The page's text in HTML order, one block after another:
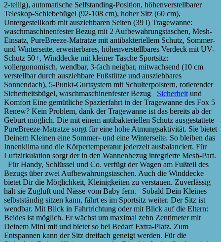
2-teilig), automatische Selfstanding-Position, höhenverstellbarer
Teleskop-Schiebebügel (92-108 cm), hoher Sitz (60 cm),
Untergestellkorb mit ausziehbaren Seiten (39 l) Tragewanne:
waschmaschinenfester Bezug mit 2 Aufbewahrungstaschen, Mesh-
Einsatz, PureBreeze-Matratze mit antibakteriellem Schutz, Sommer-
und Winterseite, erweiterbares, höhenverstellbares Verdeck mit UV-
Schutz 50+, Winddecke mit kleiner Tasche Sportsitz:
vollergonomisch, wendbar, 3-fach neigbar, mitwachsend (10 cm
verstellbar durch ausziehbare Fußstütze und ausziehbares
Sonnendach), 5-Punkt-Gurtsystem mit Schulterpolstern, rotierender
Sicherheitsbügel, waschmaschinenfester Bezug Sicherheit und
Komfort Eine gemütliche Spazierfahrt in der Tragewanne des Fox 5
Renew? Kein Problem, dank der Tragewanne ist das bereits ab der
Geburt möglich. Die mit einem antibakteriellen Schutz ausgestattete
PureBreeze-Matratze sorgt für eine hohe Atmungsaktivität. Sie bietet
Deinem Kleinen eine Sommer- und eine Winterseite. So bleiben das
Innenklima und die Körpertemperatur jederzeit ausbalanciert. Für
Luftzirkulation sorgt der in den Wannenbezug integrierte Mesh-Part.
Für Handy, Schlüssel und Co. verfügt der Wagen am Fußteil des
Bezugs über zwei Aufbewahrungstaschen. Auch die Winddecke
bietet Dir die Möglichkeit, Kleinigkeiten zu verstauen. Zuverlässig
hält sie Zugluft und Nässe vom Baby fern. Sobald Dein Kleines
selbstständig sitzen kann, fährt es im Sportsitz weiter. Der Sitz ist
wendbar. Mit Blick in Fahrtrichtung oder mit Blick auf die Eltern:
Beides ist möglich. Er wächst um maximal zehn Zentimeter mit
Deinem Mini mit und bietet so bei Bedarf Extra-Platz. Zum
Entspannen kann der Sitz dreifach geneigt werden. Für die